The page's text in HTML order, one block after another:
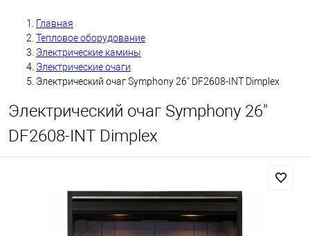
Главная
Тепловое оборудование
Электрические камины
Электрические очаги
Электрический очаг Symphony 26" DF2608-INT Dimplex
Электрический очаг Symphony 26"
DF2608-INT Dimplex